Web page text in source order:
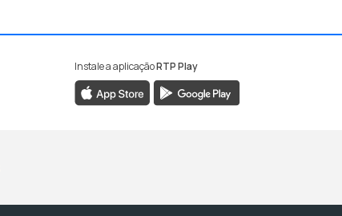
Instale a aplicaçãoRTP Play